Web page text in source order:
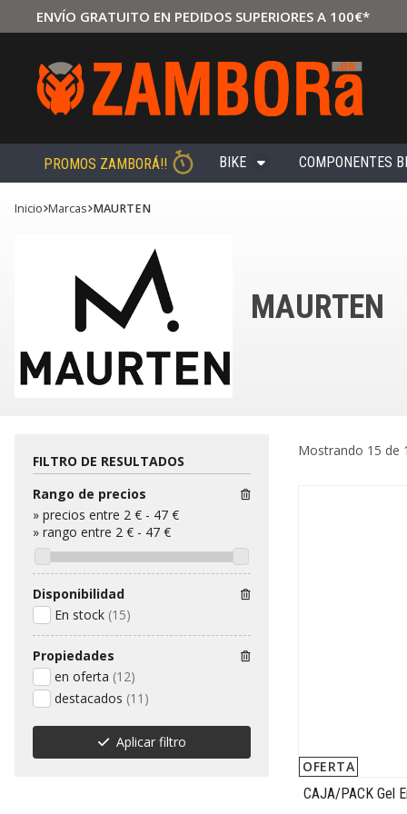
ENVÍO GRATUITO EN PEDIDOS SUPERIORES A 100€*
PROMOS ZAMBORÁ!! BIKE COMPONENTES
Inicio marcas MAURTEN
MAURTEN
Mostrando 15 de
OFERTA
CAJA/PACK Gel
FILTRO DE RESULTADOS
Rango de precios
» precios entre 2 € - 47 €
» rango entre 2 € - 47 €
Disponibilidad
En stock (15)
Propiedades
en oferta (12)
destacados (11)
Aplicar filtro